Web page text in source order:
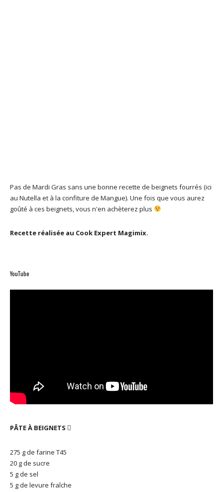
Pas de Mardi Gras sans une bonne recette de beignets fourrés (ici
au Nutella et à la confiture de Mangue). Une fois que vous aurez
goûté à ces beignets, vous n'en achèterez plus
Recette réalisée au Cook Expert Magimix.
YouTube
PÂTE À BEIGNETS 
275 g de farine T45
20 g de sucre
5 g de sel
5 g de levure fraîche